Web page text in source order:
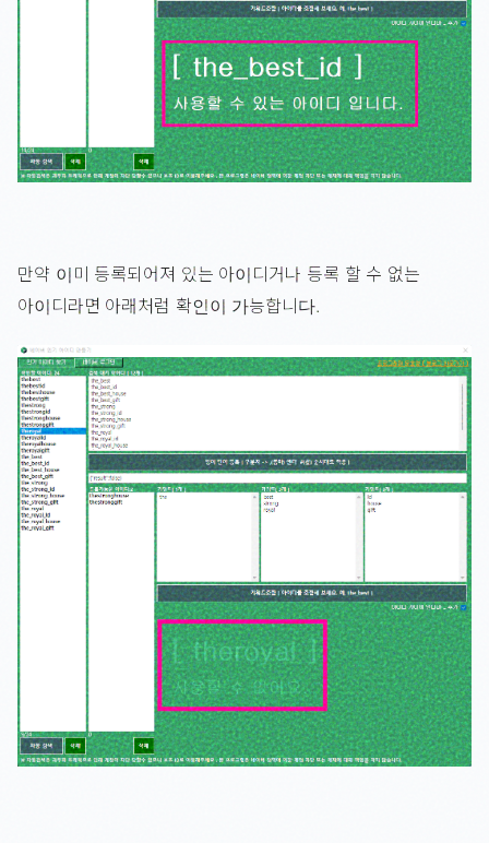
만약 이미 등록되어져 있는 아이디거나 등록 할 수 없는
아이디라면 아래처럼 확인이 가능합니다.